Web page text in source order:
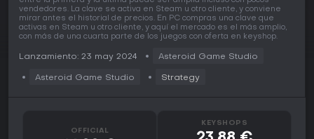
vendedores. La clave se activa en Steam u otro cliente, y conviene
mirar antes el historial de precios. En PC compras una clave que
activas en Steam u otro cliente, y aquí el mercado es el más amplio,
con más de una cuarta parte de los juegos con oferta en keyshop.
Lanzamiento: 23 may 2024 Asteroid Game Studio
Asteroid Game Studio Strategy
OFFICIAL
KEYSHOPS